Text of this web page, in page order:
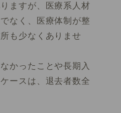
ますが、医療系人材
なく、医療体制が整
も少なくありませ
かったことや長期入
ースは、退去者数全